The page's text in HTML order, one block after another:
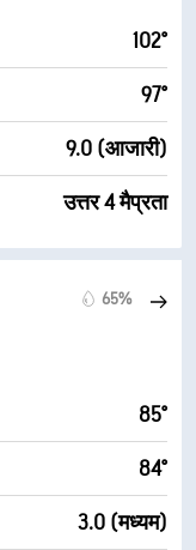
102°
97°
9.0 (आजारी)
उत्तर 4 मैप्रता
65%
85°
84°
3.0 (मध्यम)